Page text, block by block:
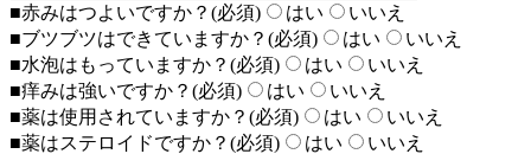
■赤みはつよいですか？(必須) はい
いいえ
■ブツブツはできていますか？(必須)
はい
いいえ
■水泡はもっていますか？(必須)
はい
いいえ
■痒みは強いですか？(必須)
はい
いいえ
■薬は使用されていますか？(必須)
はい
いいえ
■薬はステロイドですか？(必須)
はい
いいえ